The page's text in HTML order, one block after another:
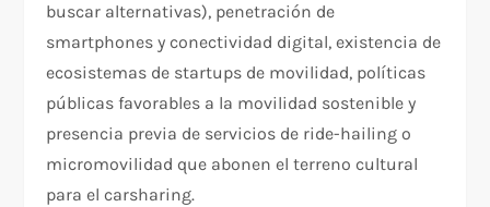
buscar alternativas), penetración de
smartphones y conectividad digital, existencia de
ecosistemas de startups de movilidad, políticas
públicas favorables a la movilidad sostenible y
presencia previa de servicios de ride-hailing o
micromovilidad que abonen el terreno cultural
para el carsharing.